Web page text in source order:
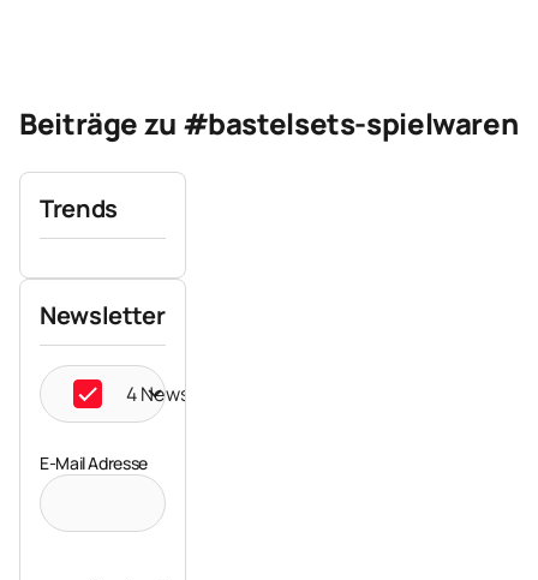
Beiträge zu #bastelsets-spielwaren
Trends
Newsletter
4 Newsletter ausgewählt
E-Mail Adresse